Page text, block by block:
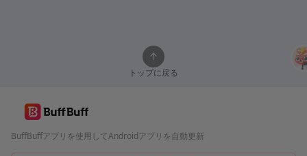
トップに戻る
BuffBuffアプリを使用してAndroidアプリを自動更新